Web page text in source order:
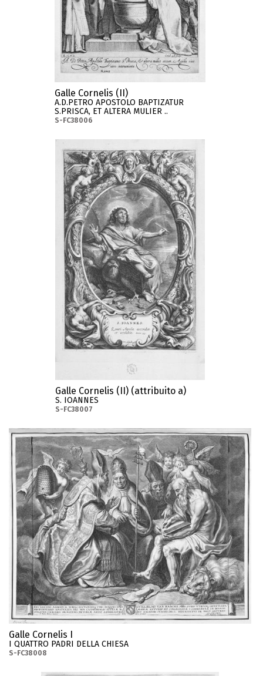
Galle Cornelis (II)
A.D.PETRO APOSTOLO BAPTIZATUR
S.PRISCA, ET ALTERA MULIER ..
S-FC38006
Galle Cornelis (II) (attribuito a)
S. IOANNES
S-FC38007
Galle Cornelis I
I QUATTRO PADRI DELLA CHIESA
S-FC38008